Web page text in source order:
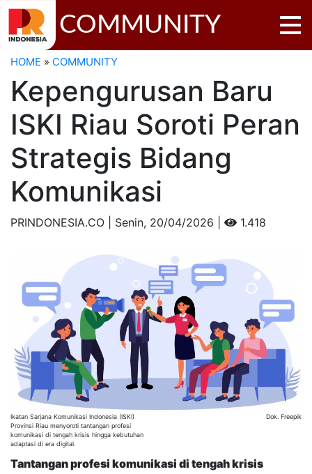
COMMUNITY
HOME » COMMUNITY
Kepengurusan Baru
ISKI Riau Soroti Peran
Strategis Bidang
Komunikasi
PRINDONESIA.CO | Senin, 20/04/2026 | 1.418
Ikatan Sarjana Komunikasi Indonesia (ISKI)
Provinsi Riau menyoroti tantangan profesi
komunikasi di tengah krisis hingga kebutuhan
adaptasi di era digital.
Dok. Freepik
Tantangan profesi komunikasi di tengah krisis